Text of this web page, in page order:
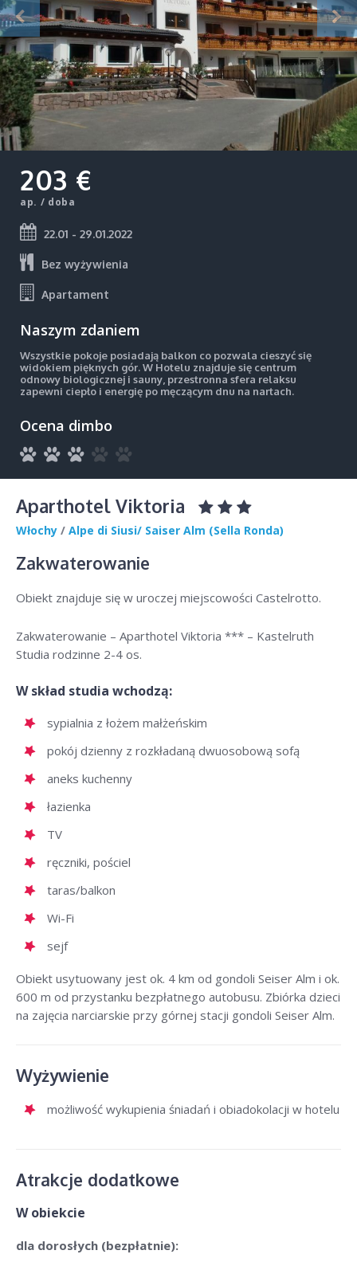
203 €
ap. / doba
22.01 - 29.01.2022
Bez wyżywienia
Apartament
Naszym zdaniem
Wszystkie pokoje posiadają balkon co pozwala cieszyć się
widokiem pięknych gór. W Hotelu znajduje się centrum
odnowy biologicznej i sauny, przestronna sfera relaksu
zapewni ciepło i energię po męczącym dnu na nartach.
Ocena dimbo
Aparthotel Viktoria
Włochy / Alpe di Siusi/ Saiser Alm (Sella Ronda)
Zakwaterowanie
Obiekt znajduje się w uroczej miejscowości Castelrotto.
Zakwaterowanie – Aparthotel Viktoria *** – Kastelruth
Studia rodzinne 2-4 os.
W skład studia wchodzą:
sypialnia z łożem małżeńskim
pokój dzienny z rozkładaną dwuosobową sofą
aneks kuchenny
łazienka
TV
ręczniki, pościel
taras/balkon
Wi-Fi
sejf
Obiekt usytuowany jest ok. 4 km od gondoli Seiser Alm i ok.
600 m od przystanku bezpłatnego autobusu. Zbiórka dzieci
na zajęcia narciarskie przy górnej stacji gondoli Seiser Alm.
Wyżywienie
możliwość wykupienia śniadań i obiadokolacji w hotelu
Atrakcje dodatkowe
W obiekcie
dla dorosłych (bezpłatnie):